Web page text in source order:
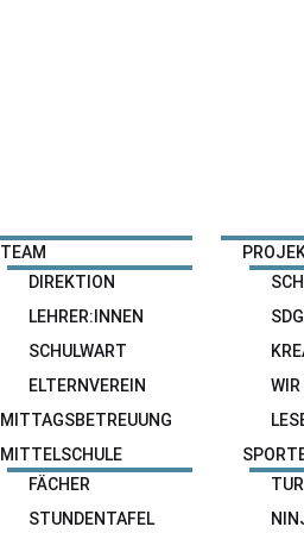
TEAM
DIREKTION
LEHRER:INNEN
SCHULWART
ELTERNVEREIN
MITTAGSBETREUUNG
MITTELSCHULE
FÄCHER
STUNDENTAFEL
WIR